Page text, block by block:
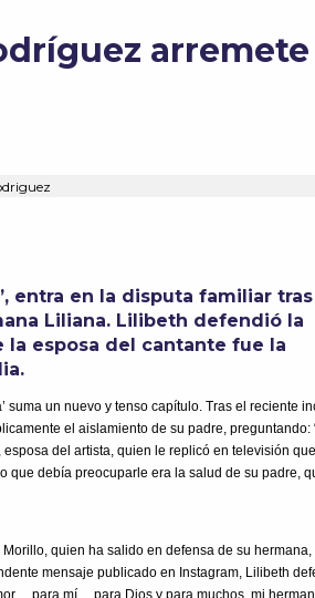
arremete
entra en la disputa familiar
Liliana. Lilibeth defendió la
esposa del cantante fue la
suma un nuevo y tenso capítulo. Tras el reciente
el aislamiento de su padre, preguntando:
del artista, quien le replicó en televisión
que debía preocuparle era la salud de su padre,
quien ha salido en defensa de su hermana,
mensaje publicado en Instagram, Lilibeth